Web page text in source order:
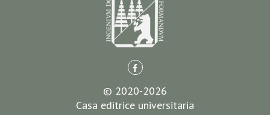
© 2020-2026
Casa editrice universitaria